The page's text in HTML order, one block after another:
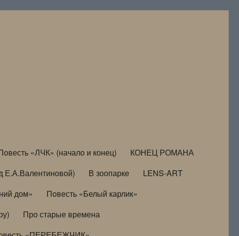
«ЛЧК» (начало и конец)
КОНЕЦ РОМАНА
Е.А.Валентиновой) В зоопарке
LENS-ART
дом»
Повесть «Белый карлик»
Про старые времена